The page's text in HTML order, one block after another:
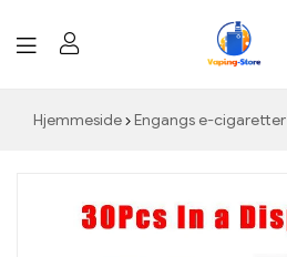
Hjemmeside Engangs e-cigaretter